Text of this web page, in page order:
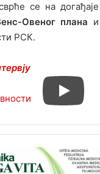
се на
Овеног плана
РСК.